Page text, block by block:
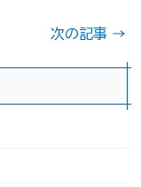
次の記事 →